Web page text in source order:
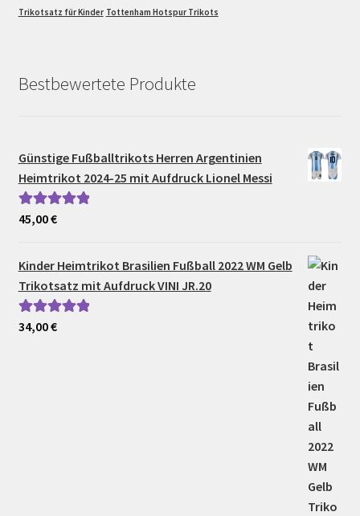
Trikotsatz für Kinder Tottenham Hotspur Trikots
Bestbewertete Produkte
Günstige Fußballtrikots Herren Argentinien
Heimtrikot 2024-25 mit Aufdruck Lionel Messi
Bewertet mit
45,00€
Kinder Heimtrikot Brasilien Fußball 2022 WM Gelb
Trikotsatz mit Aufdruck VINI JR.20
Bewertet mit
34,00€